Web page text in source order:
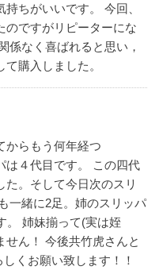
ちがいいです。
今回、
のですがリピーターにな
係なく喜ばれると思い，
購入しました。
からもう何年経つ
４代目です。
この四代
。そして今日次のスリ
一緒に2足。姉のスリッパ
姉妹揃って(実は姪
ん！ 今後共竹虎さんと
くお願い致します！！